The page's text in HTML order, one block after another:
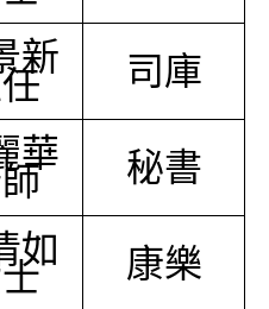
新 司庫
華 秘書
如 康樂